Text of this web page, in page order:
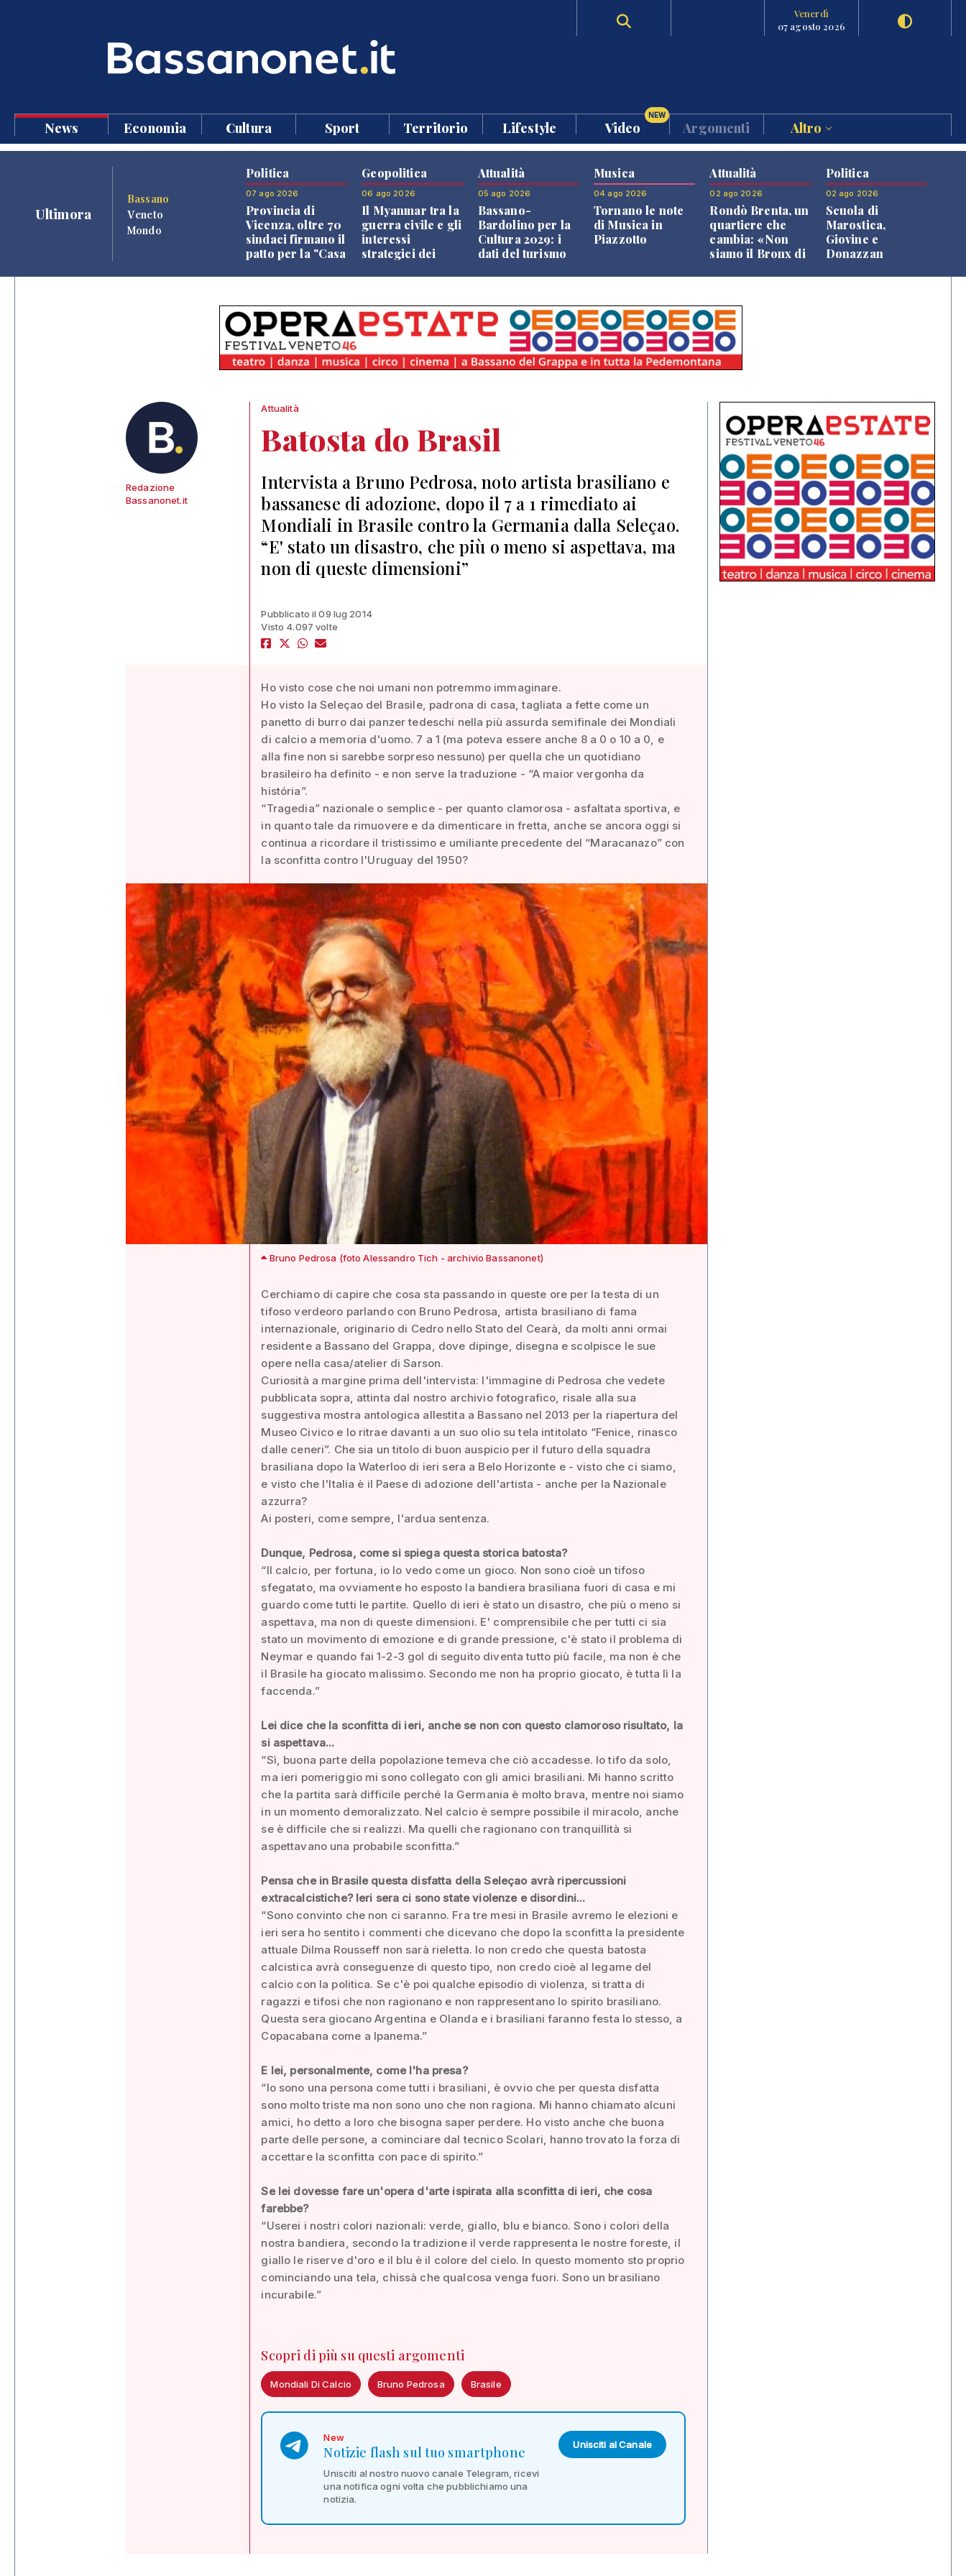
Venerdì
07 agosto 2026
News Economia Cultura Sport Territorio Lifestyle Video
NEW
Argomenti Altro
Ultimora
Bassano
Veneto
Mondo
Politica
07 ago 2026
Provincia di
Vicenza, oltre 70
sindaci firmano il
patto per la "Casa
Geopolitica
06 ago 2026
Il Myanmar tra la
guerra civile e gli
interessi
strategici dei
Attualità
05 ago 2026
Bassano-
Bardolino per la
Cultura 2029: i
dati del turismo
Musica
04 ago 2026
Tornano le note
di Musica in
Piazzotto
Attualità
02 ago 2026
Rondò Brenta, un
quartiere che
cambia: «Non
siamo il Bronx di
Politica
02 ago 2026
Scuola di
Marostica,
Giovine e
Donazzan
Redazione
Bassanonet.it
Attualità
Batosta do Brasil
Intervista a Bruno Pedrosa, noto artista brasiliano e
bassanese di adozione, dopo il 7 a 1 rimediato ai
Mondiali in Brasile contro la Germania dalla Seleçao.
“E' stato un disastro, che più o meno si aspettava, ma
non di queste dimensioni”
Pubblicato il 09 lug 2014
Visto 4.097 volte
Ho visto cose che noi umani non potremmo immaginare.
Ho visto la Seleçao del Brasile, padrona di casa, tagliata a fette come un
panetto di burro dai panzer tedeschi nella più assurda semifinale dei Mondiali
di calcio a memoria d'uomo. 7 a 1 (ma poteva essere anche 8 a 0 o 10 a 0, e
alla fine non si sarebbe sorpreso nessuno) per quella che un quotidiano
brasileiro ha definito - e non serve la traduzione - “A maior vergonha da
história”.
“Tragedia” nazionale o semplice - per quanto clamorosa - asfaltata sportiva, e
in quanto tale da rimuovere e da dimenticare in fretta, anche se ancora oggi si
continua a ricordare il tristissimo e umiliante precedente del “Maracanazo” con
la sconfitta contro l'Uruguay del 1950?
Bruno Pedrosa (foto Alessandro Tich - archivio Bassanonet)
Cerchiamo di capire che cosa sta passando in queste ore per la testa di un
tifoso verdeoro parlando con Bruno Pedrosa, artista brasiliano di fama
internazionale, originario di Cedro nello Stato del Cearà, da molti anni ormai
residente a Bassano del Grappa, dove dipinge, disegna e scolpisce le sue
opere nella casa/atelier di Sarson.
Curiosità a margine prima dell'intervista: l'immagine di Pedrosa che vedete
pubblicata sopra, attinta dal nostro archivio fotografico, risale alla sua
suggestiva mostra antologica allestita a Bassano nel 2013 per la riapertura del
Museo Civico e lo ritrae davanti a un suo olio su tela intitolato “Fenice, rinasco
dalle ceneri”. Che sia un titolo di buon auspicio per il futuro della squadra
brasiliana dopo la Waterloo di ieri sera a Belo Horizonte e - visto che ci siamo,
e visto che l'Italia è il Paese di adozione dell'artista - anche per la Nazionale
azzurra?
Ai posteri, come sempre, l'ardua sentenza.
Dunque, Pedrosa, come si spiega questa storica batosta?
“Il calcio, per fortuna, io lo vedo come un gioco. Non sono cioè un tifoso
sfegatato, ma ovviamente ho esposto la bandiera brasiliana fuori di casa e mi
guardo come tutti le partite. Quello di ieri è stato un disastro, che più o meno si
aspettava, ma non di queste dimensioni. E' comprensibile che per tutti ci sia
stato un movimento di emozione e di grande pressione, c'è stato il problema di
Neymar e quando fai 1-2-3 gol di seguito diventa tutto più facile, ma non è che
il Brasile ha giocato malissimo. Secondo me non ha proprio giocato, è tutta lì la
faccenda.”
Lei dice che la sconfitta di ieri, anche se non con questo clamoroso risultato, la
si aspettava...
“Sì, buona parte della popolazione temeva che ciò accadesse. Io tifo da solo,
ma ieri pomeriggio mi sono collegato con gli amici brasiliani. Mi hanno scritto
che la partita sarà difficile perché la Germania è molto brava, mentre noi siamo
in un momento demoralizzato. Nel calcio è sempre possibile il miracolo, anche
se è difficile che si realizzi. Ma quelli che ragionano con tranquillità si
aspettavano una probabile sconfitta.”
Pensa che in Brasile questa disfatta della Seleçao avrà ripercussioni
extracalcistiche? Ieri sera ci sono state violenze e disordini...
“Sono convinto che non ci saranno. Fra tre mesi in Brasile avremo le elezioni e
ieri sera ho sentito i commenti che dicevano che dopo la sconfitta la presidente
attuale Dilma Rousseff non sarà rieletta. Io non credo che questa batosta
calcistica avrà conseguenze di questo tipo, non credo cioè al legame del
calcio con la politica. Se c'è poi qualche episodio di violenza, si tratta di
ragazzi e tifosi che non ragionano e non rappresentano lo spirito brasiliano.
Questa sera giocano Argentina e Olanda e i brasiliani faranno festa lo stesso, a
Copacabana come a Ipanema.”
E lei, personalmente, come l'ha presa?
“Io sono una persona come tutti i brasiliani, è ovvio che per questa disfatta
sono molto triste ma non sono uno che non ragiona. Mi hanno chiamato alcuni
amici, ho detto a loro che bisogna saper perdere. Ho visto anche che buona
parte delle persone, a cominciare dal tecnico Scolari, hanno trovato la forza di
accettare la sconfitta con pace di spirito.”
Se lei dovesse fare un'opera d'arte ispirata alla sconfitta di ieri, che cosa
farebbe?
“Userei i nostri colori nazionali: verde, giallo, blu e bianco. Sono i colori della
nostra bandiera, secondo la tradizione il verde rappresenta le nostre foreste, il
giallo le riserve d'oro e il blu è il colore del cielo. In questo momento sto proprio
cominciando una tela, chissà che qualcosa venga fuori. Sono un brasiliano
incurabile.”
Scopri di più su questi argomenti
Mondiali Di Calcio Bruno Pedrosa Brasile
New
Notizie flash sul tuo smartphone
Unisciti al nostro nuovo canale Telegram, ricevi
una notifica ogni volta che pubblichiamo una
notizia.
Unisciti al Canale